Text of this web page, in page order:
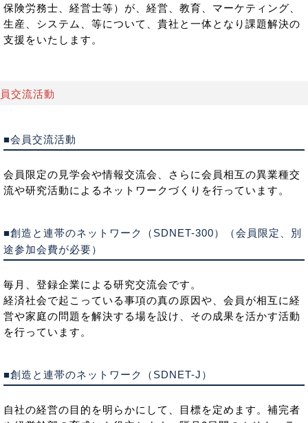
保険労務士、経営士等）が、経営、教育、マーケティング、
生産、システム、等について、貴社と一体となり課題解決の
支援をいたします。
交流活動
■会員交流活動
会員限定の見学会や情報交流会、さらに会員相互の異業種交
流や研究活動によるネットワークづくりを行っています。
■創造と連帯のネットワーク（SDNET-300）（会員限定、別
途参加会費が必要）
毎月、登録企業による研究交流会です。
経済社会で起こっている事項の真の原因や、会員が相互に経
営や家庭の問題を解決する場を設け、その成果を活かす活動
を行っています。
■創造と連帯のネットワーク（SDNET-J）
自社の経営の目的を明らかにして、目標を定めます。補完者